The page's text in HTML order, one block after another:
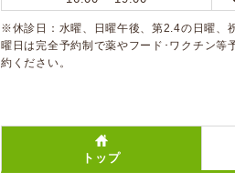
※休診日：水曜、日曜午後、第2.4の日曜
曜日は完全予約制で薬やフード･ワクチン
約ください。
トップ